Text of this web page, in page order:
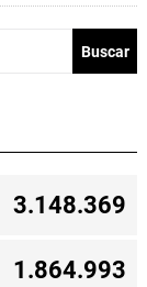
3.148.369
1.864.993